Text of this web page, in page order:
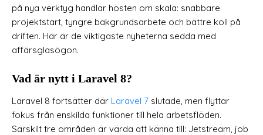
på nya verktyg handlar hösten om skala: snabbare
projektstart, tyngre bakgrundsarbete och bättre koll på
driften. Här är de viktigaste nyheterna sedda med
affärsglasögon.
Vad är nytt i Laravel 8?
Laravel 8 fortsätter där Laravel 7 slutade, men flyttar
fokus från enskilda funktioner till hela arbetsflöden.
Särskilt tre områden är värda att känna till: Jetstream, job